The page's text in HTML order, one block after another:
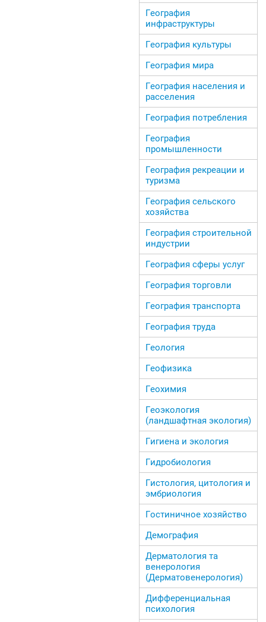
География
инфраструктуры
География культуры
География мира
География населения и
расселения
География потребления
География
промышленности
География рекреации и
туризма
География сельского
хозяйства
География строительной
индустрии
География сферы услуг
География торговли
География транспорта
География труда
Геология
Геофизика
Геохимия
Геоэкология
(ландшафтная экология)
Гигиена и экология
Гидробиология
Гистология, цитология и
эмбриология
Гостиничное хозяйство
Демография
Дерматология та
венерология
(Дерматовенерология)
Дифференциальная
психология